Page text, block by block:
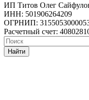
ИП Титов Олег
ИНН: 501906264209
ОГРНИП:
Расчетный счет:
Найти